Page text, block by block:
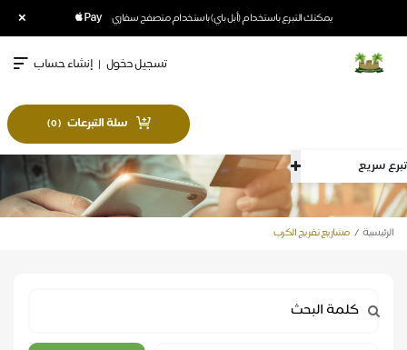
يمكنك التبرع باستخدام (أبل باي) باستخدام متصفح سفاري ×
تبرع سريع
تسجيل دخول | إنشاء حساب
سلة التبرعات (
0
)
الرئيسية مشاريع تفريج الكرب